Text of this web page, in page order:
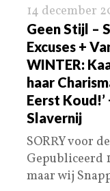
14 december
Geen Stijl –
Excuses +
WINTER:
haar
Eerst
Slavernij
SORRY voor
Gepubliceerd
maar wij